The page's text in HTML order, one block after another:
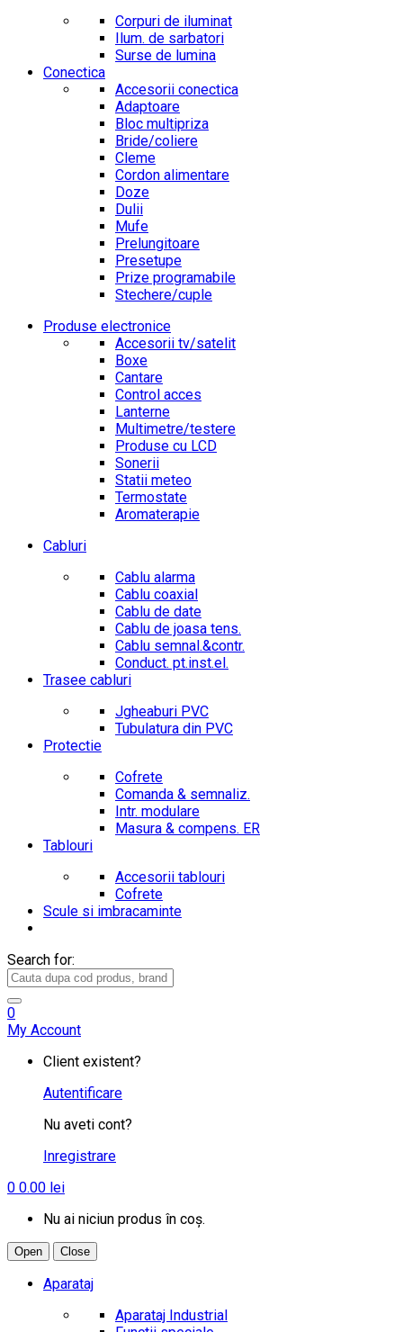
Corpuri de iluminat
Ilum. de sarbatori
Surse de lumina
Conectica
Accesorii conectica
Adaptoare
Bloc multipriza
Bride/coliere
Cleme
Cordon alimentare
Doze
Dulii
Mufe
Prelungitoare
Presetupe
Prize programabile
Stechere/cuple
Produse electronice
Accesorii tv/satelit
Boxe
Cantare
Control acces
Lanterne
Multimetre/testere
Produse cu LCD
Sonerii
Statii meteo
Termostate
Aromaterapie
Cabluri
Cablu alarma
Cablu coaxial
Cablu de date
Cablu de joasa tens.
Cablu semnal.&contr.
Conduct. pt.inst.el.
Trasee cabluri
Jgheaburi PVC
Tubulatura din PVC
Protectie
Cofrete
Comanda & semnaliz.
Intr. modulare
Masura & compens. ER
Tablouri
Accesorii tablouri
Cofrete
Scule si imbracaminte
Search for:
0
My Account
Client existent?
Autentificare
Nu aveti cont?
Inregistrare
0 0.00 lei
Nu ai niciun produs în coș.
Open Close
Aparataj
Aparataj Industrial